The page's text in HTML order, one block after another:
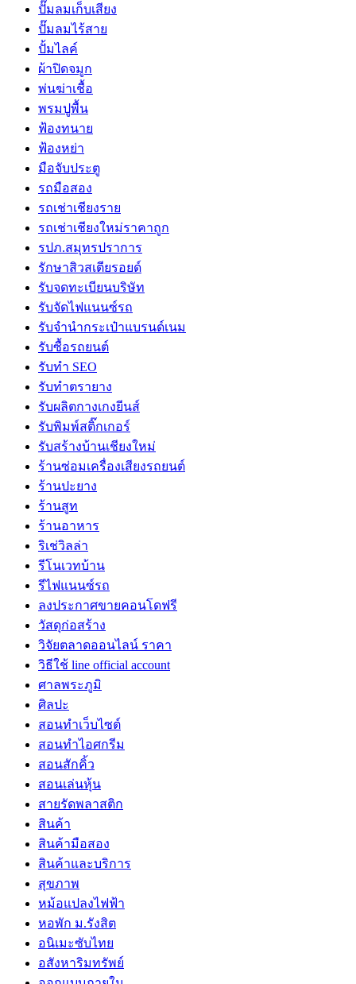
ปั๊มลมเก็บเสียง
ปั๊มลมไร้สาย
ปั้มไลค์
ผ้าปิดจมูก
พ่นฆ่าเชื้อ
พรมปูพื้น
ฟ้องทนาย
ฟ้องหย่า
มือจับประตู
รถมือสอง
รถเช่าเชียงราย
รถเช่าเชียงใหม่ราคาถูก
รปภ.สมุทรปราการ
รักษาสิวสเตียรอยด์
รับจดทะเบียนบริษัท
รับจัดไฟแนนซ์รถ
รับจำนำกระเป๋าแบรนด์เนม
รับซื้อรถยนต์
รับทำ SEO
รับทำตรายาง
รับผลิตกางเกงยีนส์
รับพิมพ์สติ๊กเกอร์
รับสร้างบ้านเชียงใหม่
ร้านซ่อมเครื่องเสียงรถยนต์
ร้านปะยาง
ร้านสูท
ร้านอาหาร
ริเช่วิลล่า
รีโนเวทบ้าน
รีไฟแนนซ์รถ
ลงประกาศขายคอนโดฟรี
วัสดุก่อสร้าง
วิจัยตลาดออนไลน์ ราคา
วิธีใช้ line official account
ศาลพระภูมิ
ศิลปะ
สอนทำเว็บไซต์
สอนทำไอศกรีม
สอนสักคิ้ว
สอนเล่นหุ้น
สายรัดพลาสติก
สินค้า
สินค้ามือสอง
สินค้าและบริการ
สุขภาพ
หม้อแปลงไฟฟ้า
หอพัก ม.รังสิต
อนิเมะซับไทย
อสังหาริมทรัพย์